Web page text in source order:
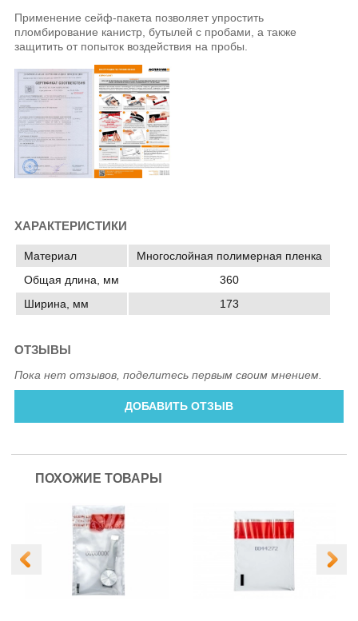
Применение сейф-пакета позволяет упростить
пломбирование канистр, бутылей с пробами, а также
защитить от попыток воздействия на пробы.
ХАРАКТЕРИСТИКИ
Материал
Многослойная полимерная пленка
Общая длина, мм
360
Ширина, мм
173
ОТЗЫВЫ
Пока нет отзывов, поделитесь первым своим мнением.
ДОБАВИТЬ ОТЗЫВ
ПОХОЖИЕ ТОВАРЫ